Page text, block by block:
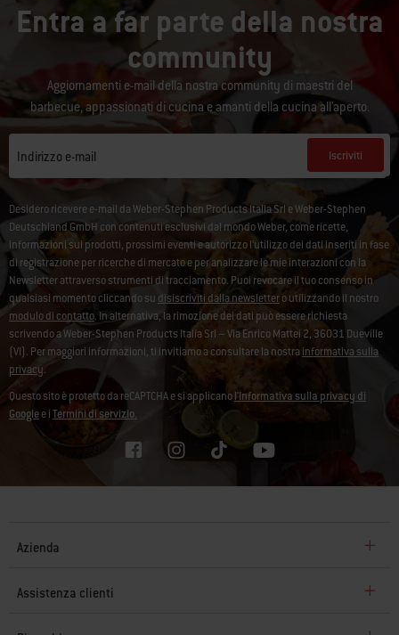
Entra a far parte della nostra
community
Aggiornamenti e-mail della nostra community di maestri del
barbecue, appassionati di cucina e amanti della cucina all'aperto.
Indirizzo e-mail Iscriviti
Desidero ricevere e-mail da Weber-Stephen Products Italia Srl e Weber-Stephen
Deutschland GmbH con contenuti esclusivi dal mondo Weber, come ricette,
informazioni sui prodotti, prossimi eventi e autorizzo l’utilizzo dei dati inseriti in fase
di registrazione per ricerche di mercato e per analizzare le mie interazioni con la
Newsletter attraverso strumenti di tracciamento. Puoi revocare il tuo consenso in
qualsiasi momento cliccando su disiscriviti dalla newslettero utilizzando il nostro
modulo di contatto. In alternativa, la rimozione dei dati può essere richiesta
scrivendo a Weber-Stephen Products Italia Srl – Via Enrico Mattei 2, 36031 Dueville
(VI). Per maggiori informazioni, ti invitiamo a consultare la nostra informativa sulla
privacy.
Questo sito è protetto da reCAPTCHA e si applicanol'Informativa sulla privacy di
Googlee iTermini di servizio.
Azienda
Assistenza clienti